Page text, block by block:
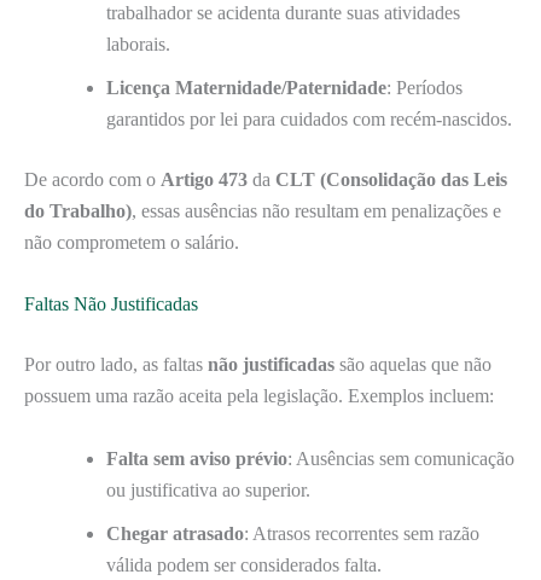
trabalhador se acidenta durante suas atividades
laborais.
Licença Maternidade/Paternidade: Períodos
garantidos por lei para cuidados com recém-nascidos.
De acordo com o Artigo 473 da CLT (Consolidação das Leis
do Trabalho), essas ausências não resultam em penalizações e
não comprometem o salário.
Faltas Não Justificadas
Por outro lado, as faltas não justificadas são aquelas que não
possuem uma razão aceita pela legislação. Exemplos incluem:
Falta sem aviso prévio: Ausências sem comunicação
ou justificativa ao superior.
Chegar atrasado: Atrasos recorrentes sem razão
válida podem ser considerados falta.